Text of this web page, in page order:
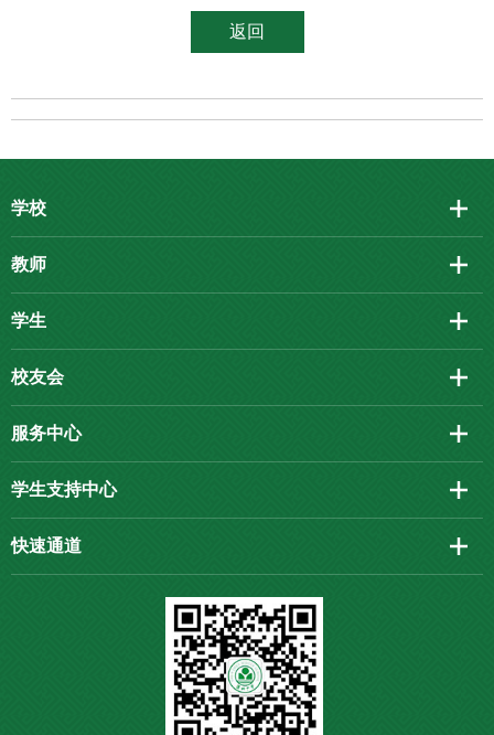
返回
学校
教师
学生
校友会
服务中心
学生支持中心
快速通道